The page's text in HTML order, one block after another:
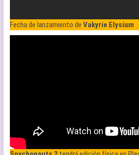
Fecha de lanzamiento de Vakyrie Elysium